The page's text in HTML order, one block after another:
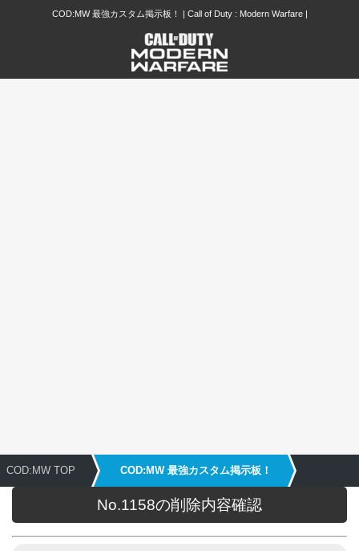
COD:MW 最強カスタム掲示板！ | Call of Duty : Modern Warfare |
COD:MW TOP COD:MW 最強カスタム掲示板！
No.1158の削除内容確認